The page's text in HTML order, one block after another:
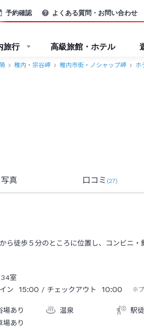
予約確認 よくある質問・お問い合わせ
旅行 高級旅館・ホテル
稚内・宗谷岬 稚内市街・ノシャップ岬 ホ
写真 口コミ (27)
ら徒歩５分のところに位置し、コンビニ
34室
ン
15:00 / チェックアウト 10:00 ※プ
場あり 温泉
駅
場あり